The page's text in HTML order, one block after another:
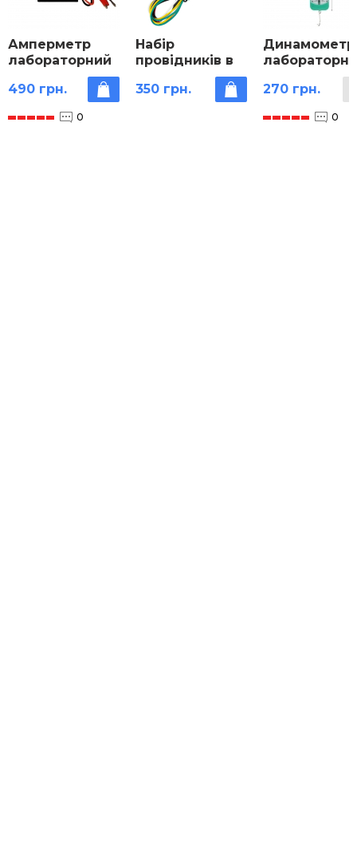
Амперметр
лабораторний
490 грн.
0
Набір
провідників в
ізоляції 10 шт.
350 грн.
Динамометр
планшетний
270 грн.
0